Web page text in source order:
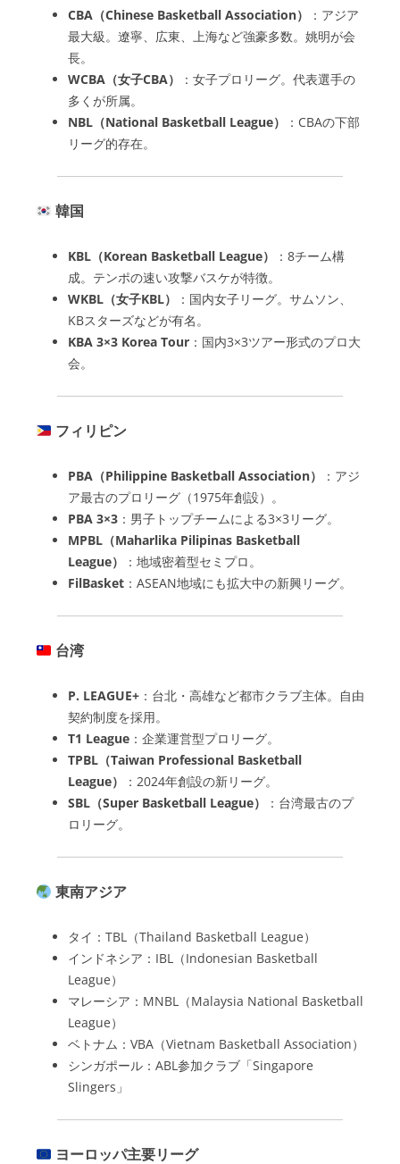
CBA（Chinese Basketball Association）
：アジア
最大級。遼寧、広東、上海など強豪多数。姚明が会
長。
WCBA（女子CBA）
：女子プロリーグ。代表選手の
多くが所属。
NBL（National Basketball League）
：CBAの下部
リーグ的存在。
韓国
KBL（Korean Basketball League）
：8チーム構
成。テンポの速い攻撃バスケが特徴。
WKBL（女子KBL）
：国内女子リーグ。サムソン、
KBスターズなどが有名。
KBA 3×3 Korea Tour ：国内3×3ツアー形式のプロ大
会。
フィリピン
PBA（Philippine Basketball Association）
：アジ
ア最古のプロリーグ（1975年創設）。
PBA 3×3 ：男子トップチームによる3×3リーグ。
MPBL（Maharlika Pilipinas Basketball
League）
：地域密着型セミプロ。
FilBasket ：ASEAN地域にも拡大中の新興リーグ。
台湾
P. LEAGUE+ ：台北・高雄など都市クラブ主体。自由
契約制度を採用。
T1 League ：企業運営型プロリーグ。
TPBL（Taiwan Professional Basketball
League）
：2024年創設の新リーグ。
SBL（Super Basketball League）
：台湾最古のプ
ロリーグ。
東南アジア
タイ：TBL（Thailand Basketball League）
インドネシア：IBL（Indonesian Basketball
League）
マレーシア：MNBL（Malaysia National Basketball
League）
ベトナム：VBA（Vietnam Basketball Association）
シンガポール：ABL参加クラブ「Singapore
Slingers」
ヨーロッパ主要リーグ